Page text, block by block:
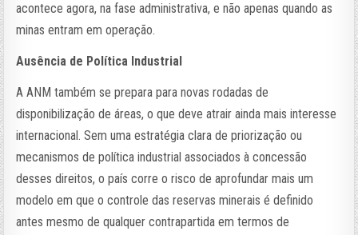
acontece agora, na fase administrativa, e não apenas quando as
minas entram em operação.
Ausência de Política Industrial
A ANM também se prepara para novas rodadas de
disponibilização de áreas, o que deve atrair ainda mais interesse
internacional. Sem uma estratégia clara de priorização ou
mecanismos de política industrial associados à concessão
desses direitos, o país corre o risco de aprofundar mais um
modelo em que o controle das reservas minerais é definido
antes mesmo de qualquer contrapartida em termos de